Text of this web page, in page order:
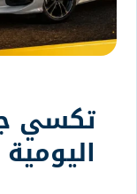
تكسي
اليومية |